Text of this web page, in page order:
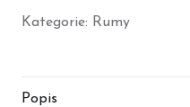
Kategorie: Rumy
Popis